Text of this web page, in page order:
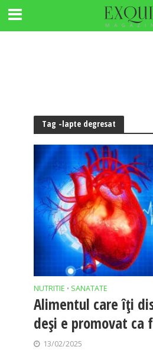
Tag -lapte degresat
NUTRITIE • SANATATE
Alimentul care îți
deși e promovat ca
13/02/2025